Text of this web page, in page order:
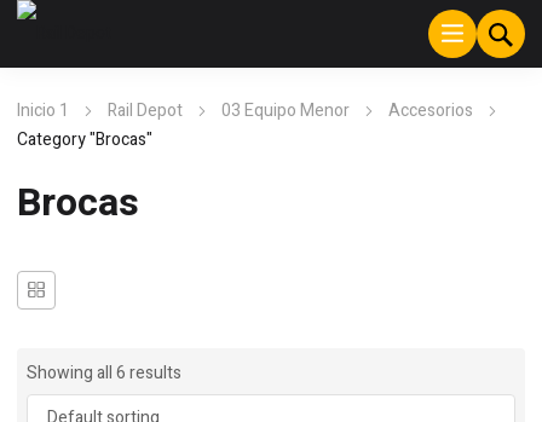
Inicio 1 Rail Depot 03 Equipo Menor
Accesorios
Category "Brocas"
Brocas
Showing all 6 results